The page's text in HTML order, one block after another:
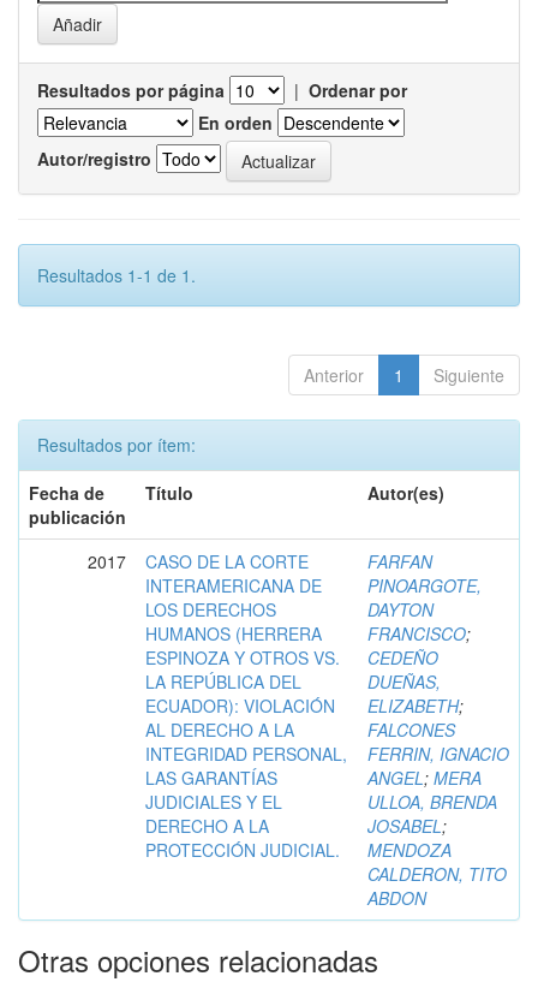
Resultados por página | Ordenar por
En orden
Autor/registro
Resultados 1-1 de 1.
Anterior 1 Siguiente
Resultados por ítem:
Fecha de
publicación
Título Autor(es)
2017
CASO DE LA CORTE
INTERAMERICANA DE
LOS DERECHOS
HUMANOS (HERRERA
ESPINOZA Y OTROS VS.
LA REPÚBLICA DEL
ECUADOR): VIOLACIÓN
AL DERECHO A LA
INTEGRIDAD PERSONAL,
LAS GARANTÍAS
JUDICIALES Y EL
DERECHO A LA
PROTECCIÓN JUDICIAL.
FARFAN
PINOARGOTE,
DAYTON
FRANCISCO;
CEDEÑO
DUEÑAS,
ELIZABETH;
FALCONES
FERRIN, IGNACIO
ANGEL; MERA
ULLOA, BRENDA
JOSABEL;
MENDOZA
CALDERON, TITO
ABDON
Otras opciones relacionadas